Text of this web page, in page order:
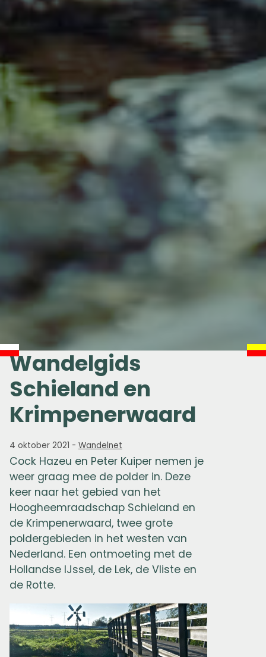
Wandelgids
Schieland en
Krimpenerwaard
4 oktober 2021 - Wandelnet
Cock Hazeu en Peter Kuiper nemen je
weer graag mee de polder in. Deze
keer naar het gebied van het
Hoogheemraadschap Schieland en
de Krimpenerwaard, twee grote
poldergebieden in het westen van
Nederland. Een ontmoeting met de
Hollandse IJssel, de Lek, de Vliste en
de Rotte.